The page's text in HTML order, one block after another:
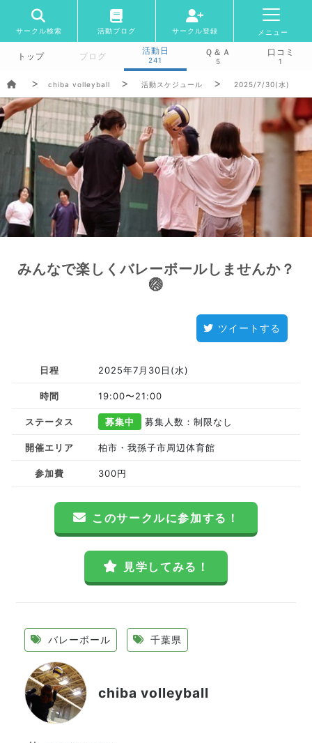
サークル検索 活動ブログ サークル登録 メニュー
トップ ブログ
活動日
241
Ｑ＆Ａ
5
口コミ
1
chiba volleyball 活動スケジュール 2025/7/30(水)
みんなで楽しくバレーボールしませんか？
🏐
ツイートする
日程 2025年7月30日(水)
時間 19:00〜21:00
ステータス 募集中 募集人数：制限なし
開催エリア 柏市・我孫子市周辺体育館
参加費 300円
このサークルに参加する！
見学してみる！
バレーボール 千葉県
chiba volleyball